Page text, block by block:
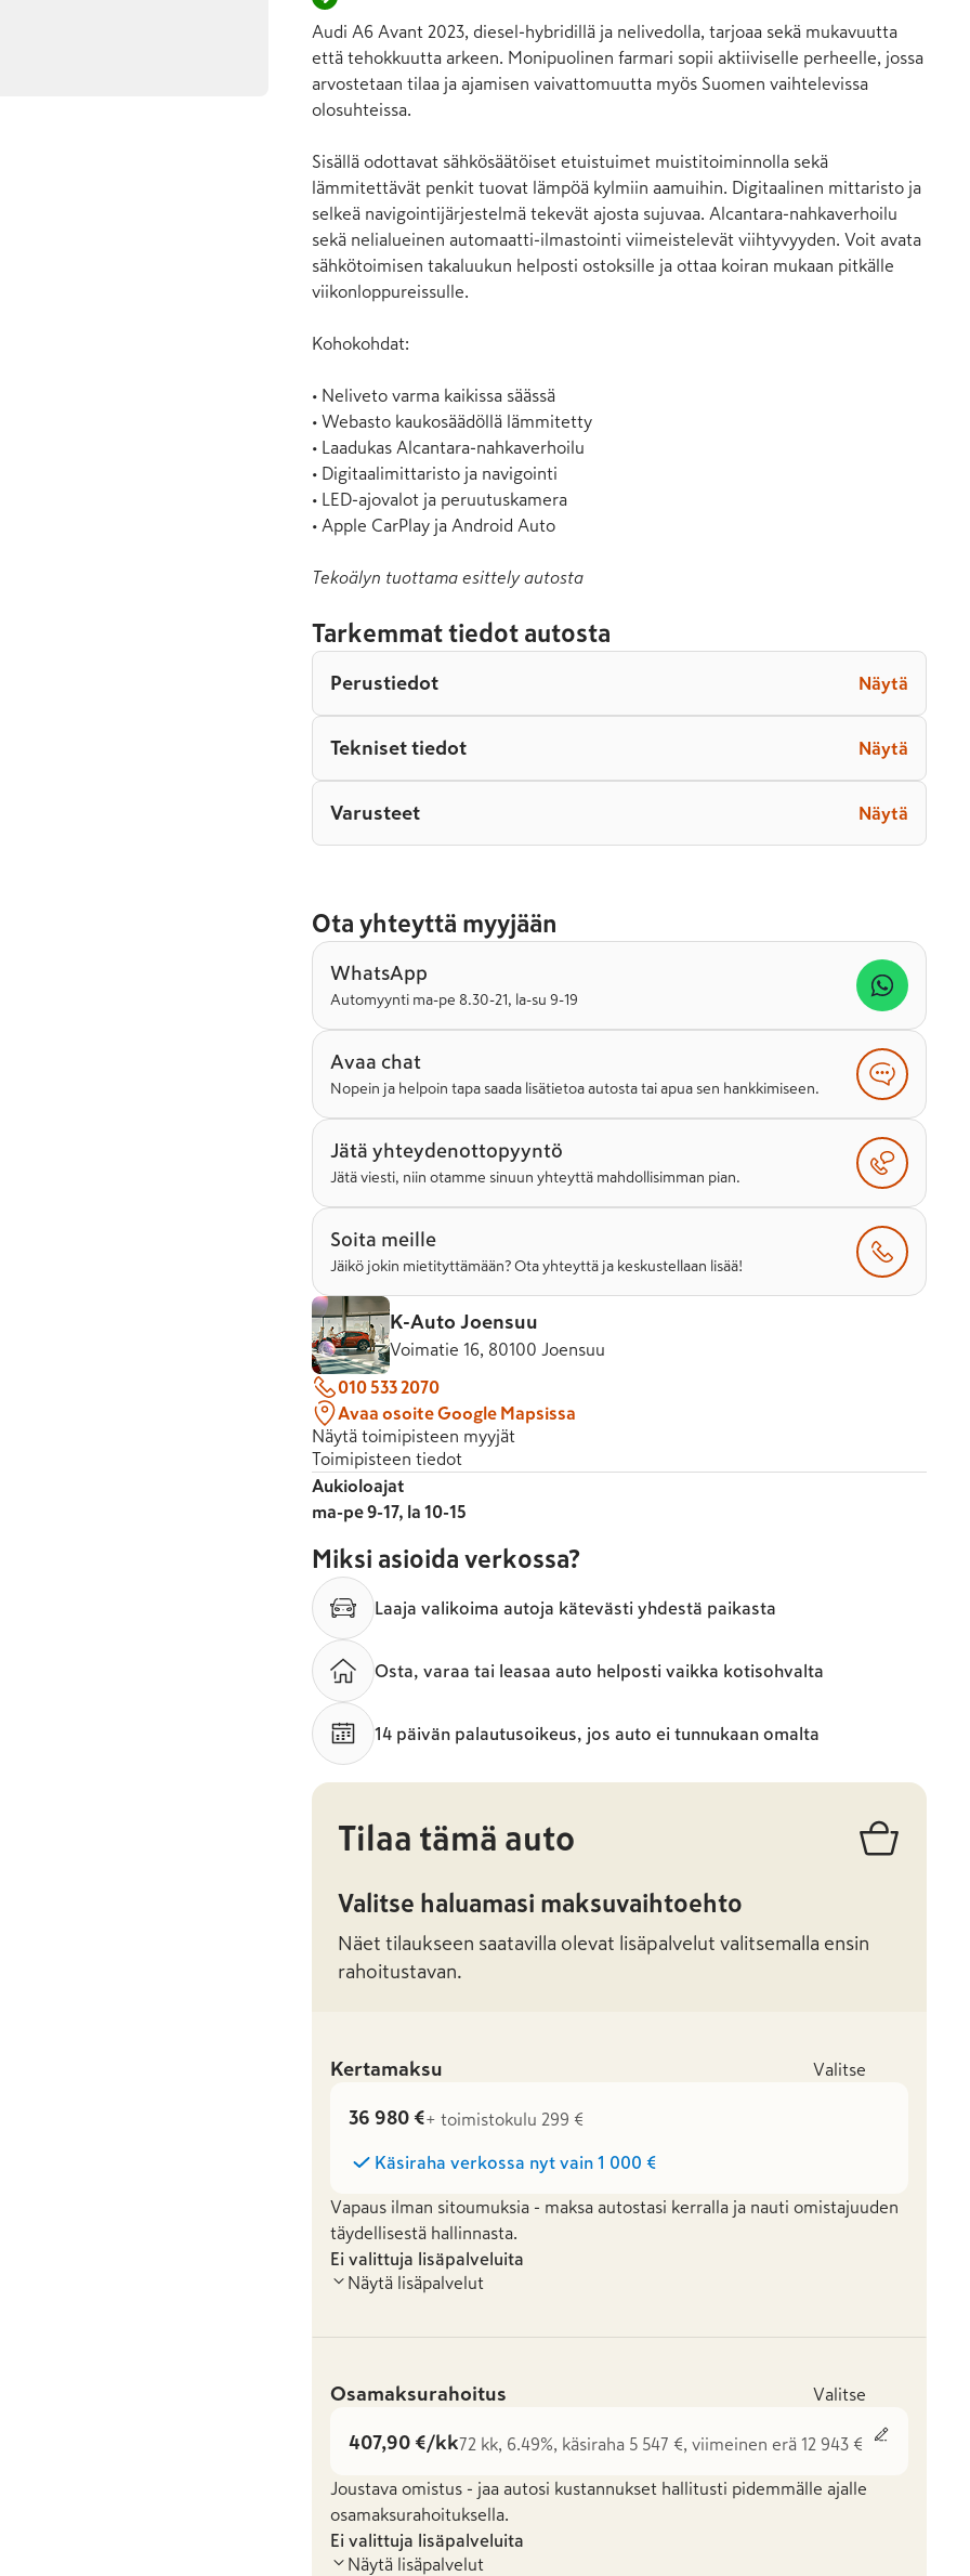
Audi A6 Avant 2023, diesel-hybridillä ja nelivedolla, tarjoaa sekä mukavuutta
että tehokkuutta arkeen. Monipuolinen farmari sopii aktiiviselle perheelle, jossa
arvostetaan tilaa ja ajamisen vaivattomuutta myös Suomen vaihtelevissa
olosuhteissa.
Sisällä odottavat sähkösäätöiset etuistuimet muistitoiminnolla sekä
lämmitettävät penkit tuovat lämpöä kylmiin aamuihin. Digitaalinen mittaristo ja
selkeä navigointijärjestelmä tekevät ajosta sujuvaa. Alcantara-nahkaverhoilu
sekä nelialueinen automaatti-ilmastointi viimeistelevät viihtyvyyden. Voit avata
sähkötoimisen takaluukun helposti ostoksille ja ottaa koiran mukaan pitkälle
viikonloppureissulle.
Kohokohdat:
• Neliveto varma kaikissa säässä
• Webasto kaukosäädöllä lämmitetty
• Laadukas Alcantara-nahkaverhoilu
• Digitaalimittaristo ja navigointi
• LED-ajovalot ja peruutuskamera
• Apple CarPlay ja Android Auto
Tekoälyn tuottama esittely autosta
Tarkemmat tiedot autosta
Perustiedot Näytä
Tekniset tiedot Näytä
Varusteet Näytä
Ota yhteyttä myyjään
WhatsApp
Automyynti ma-pe 8.30-21, la-su 9-19
Avaa chat
Nopein ja helpoin tapa saada lisätietoa autosta tai apua sen hankkimiseen.
Jätä yhteydenottopyyntö
Jätä viesti, niin otamme sinuun yhteyttä mahdollisimman pian.
Soita meille
Jäikö jokin mietityttämään? Ota yhteyttä ja keskustellaan lisää!
K-Auto Joensuu
Voimatie 16, 80100 Joensuu
010 533 2070
Avaa osoite Google Mapsissa
Näytä toimipisteen myyjät
Toimipisteen tiedot
Aukioloajat
ma-pe 9-17, la 10-15
Miksi asioida verkossa?
Laaja valikoima autoja kätevästi yhdestä paikasta
Osta, varaa tai leasaa auto helposti vaikka kotisohvalta
14 päivän palautusoikeus, jos auto ei tunnukaan omalta
Tilaa tämä auto
Valitse haluamasi maksuvaihtoehto
Näet tilaukseen saatavilla olevat lisäpalvelut valitsemalla ensin
rahoitustavan.
Kertamaksu Valitse
36 980 €+ toimistokulu 299 €
Käsiraha verkossa nyt vain 1 000 €
Vapaus ilman sitoumuksia - maksa autostasi kerralla ja nauti omistajuuden
täydellisestä hallinnasta.
Ei valittuja lisäpalveluita
Näytä lisäpalvelut
Osamaksurahoitus Valitse
407,90 €/kk72 kk, 6.49%, käsiraha 5 547 €, viimeinen erä 12 943 €
Joustava omistus - jaa autosi kustannukset hallitusti pidemmälle ajalle
osamaksurahoituksella.
Ei valittuja lisäpalveluita
Näytä lisäpalvelut